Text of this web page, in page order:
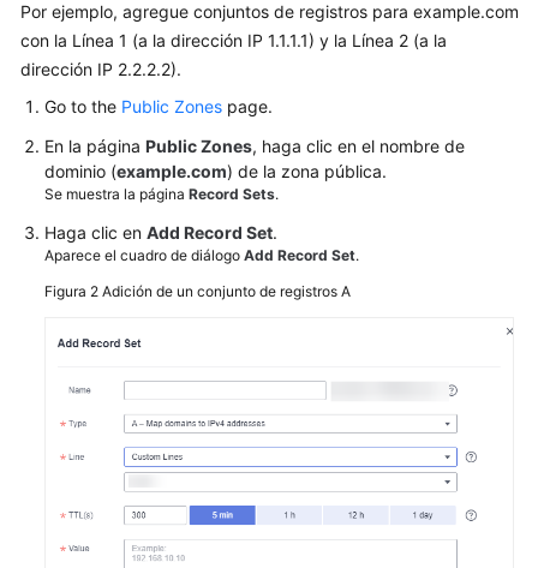
What's
New
Best
Practices
SDK
Reference
Por ejemplo, agregue conjuntos de registros para example.com
con la Línea 1 (a la dirección IP 1.1.1.1) y la Línea 2 (a la
dirección IP 2.2.2.2).
Go to the Public Zones page.
En la página Public Zones, haga clic en el nombre de
dominio (example.com) de la zona pública.
Se muestra la página Record Sets.
Haga clic en Add Record Set.
Aparece el cuadro de diálogo Add Record Set.
Figura 2 Adición de un conjunto de registros A